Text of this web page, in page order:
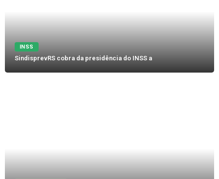
INSS
SindisprevRS cobra da presidência do INSS a